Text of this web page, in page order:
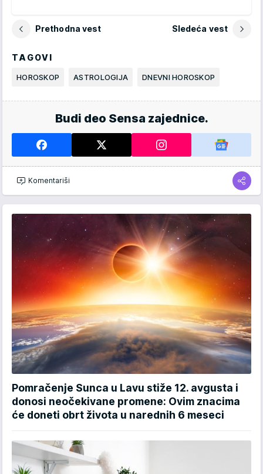
Prethodna vest Sledeća vest
TAGOVI
HOROSKOP ASTROLOGIJA DNEVNI HOROSKOP
Budi deo Sensa zajednice.
Komentariši
Pomračenje Sunca u Lavu stiže 12. avgusta i
donosi neočekivane promene: Ovim znacima
će doneti obrt života u narednih 6 meseci